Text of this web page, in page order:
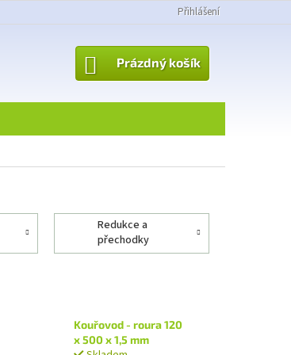
Přihlášení
NÁKUPNÍ
KOŠÍK
Prázdný košík
redukce a
přechodky
kouřovodů
Kouřovod - roura 120
x 500 x 1,5 mm